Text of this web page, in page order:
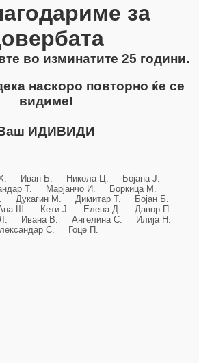
за
во изминатите 25 години.
наскоро повторно ќе се
видиме!
ИДИВИДИ
Х. Иван Б. Никола Ц. Бојана Ј.
Т. Марјанчо И. Боркица М.
Дукагин М. Димитар Т. Бојан Б.
Ш. Кети Ј. Елена Д. Давор П.
Л. Ивана В. Ангелина С. Илија Н.
С. Гоце П.